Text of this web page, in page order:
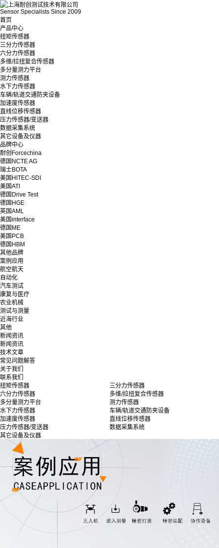
Sensor Specialists Since 2009
首页
产品中心
扭矩传感器
三分力传感器
六分力传感器
多维/拉扭复合传感器
多分量测力平台
测力传感器
水下力传感器
车辆/轨道交通防夹设备
加速度传感器
直线位移传感器
压力传感器/变送器
数据采集系统
其它设备及仪器
品牌中心
耐创Forcechina
德国NCTE AG
瑞士BOTA
美国HITEC-SDI
美国ATI
德国Drive Test
德国HGE
英国AML
美国interface
德国ME
美国PCB
德国HBM
其他品牌
案例应用
航空航天
自动化
汽车测试
康复与医疗
农业机械
测试与测量
近海行业
其他
新闻资讯
新闻资讯
技术文章
常见问题解答
关于我们
联系我们
扭矩传感器
三分力传感器
六分力传感器
多维/拉扭复合传感器
多分量测力平台
测力传感器
水下力传感器
车辆/轨道交通防夹设备
加速度传感器
直线位移传感器
压力传感器/变送器
数据采集系统
其它设备及仪器